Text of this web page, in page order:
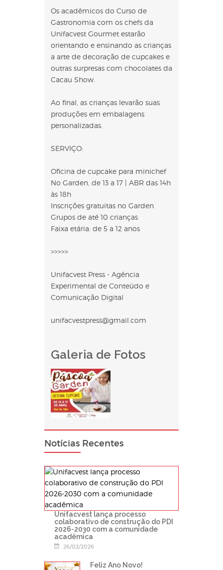
Os acadêmicos do Curso de
Gastronomia com os chefs da
Unifacvest Gourmet estarão
orientando e ensinando as crianças
a arte de decoração de cupcakes e
outras surpresas com chocolates da
Cacau Show.
Ao final, as crianças levarão suas
produções em embalagens
personalizadas.
SERVIÇO:
Oficina de cupcake para minichef
No Garden, de 13 a 17 | ABR das 14h
às 18h
Inscrições gratuitas no Garden
Grupos de até 10 crianças
Faixa etária: de 5 a 12 anos
>>>>>
Unifacvest Press - Agência
Experimental de Conteúdo e
Comunicação Digital
unifacvestpress@gmail.com
Galeria de Fotos
Notícias Recentes
Unifacvest lança processo
colaborativo de construção do PDI
2026-2030 com a comunidade
acadêmica
26/02/2026
Feliz Ano Novo!